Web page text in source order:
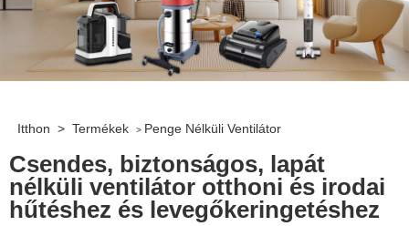
Itthon > Termékek > Penge Nélküli Ventilátor
Csendes, biztonságos, lapát
nélküli ventilátor otthoni és irodai
hűtéshez és levegőkeringetéshez